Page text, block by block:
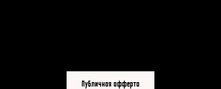
Публичная офферта